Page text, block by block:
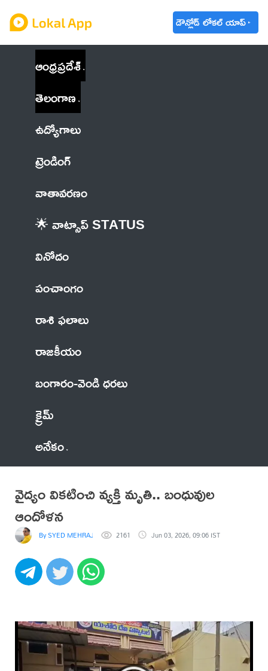
డౌన్లోడ్ లోకల్ యాప్
ఆంధ్రప్రదేశ్
తెలంగాణ
ఉద్యోగాలు
ట్రెండింగ్
వాతావరణం
🌟 వాట్సాప్ STATUS
వినోదం
పంచాంగం
రాశి ఫలాలు
రాజకీయం
బంగారం-వెండి ధరలు
క్రైమ్
అనేకం
వైద్యం వికటించి వ్యక్తి మృతి.. బంధువుల
ఆందోళన
By SYED MEHRAJUDDIN 2161 Jun 03, 2026, 09:06 IST